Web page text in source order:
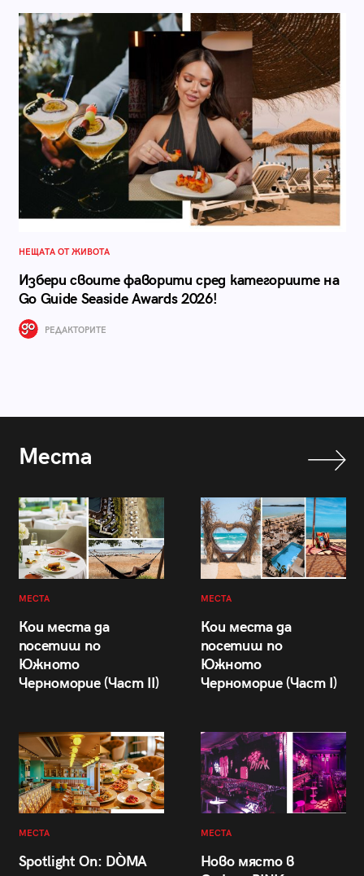
НЕЩАТА ОТ ЖИВОТА
Избери своите фаворити сред категориите на
Go Guide Seaside Awards 2026!
РЕДАКТОРИТЕ
Места
МЕСТА
Кои места да
посетиш по
Южното
Черноморие (Част II)
МЕСТА
Кои места да
посетиш по
Южното
Черноморие (Част I)
МЕСТА
Spotlight On: DÒMA
МЕСТА
Ново място в